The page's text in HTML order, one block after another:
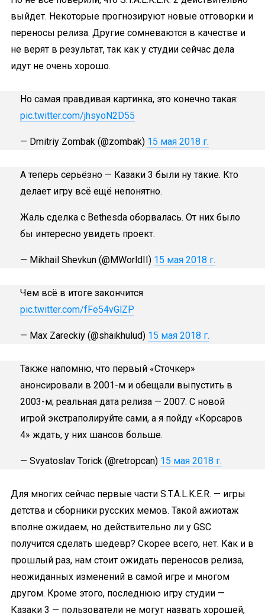
выйдет. Некоторые прогнозируют новые отговорки и
переносы релиза. Другие сомневаются в качестве и
не верят в результат, так как у студии сейчас дела
идут не очень хорошо.
Но самая правдивая картинка, это конечно такая:
pic.twitter.com/jhsyoN2D55
— Dmitriy Zombak (@zombak) 15 мая 2018 г.
А теперь серьёзно — Казаки 3 были ну такие. Кто
делает игру всё ещё непонятно.
Жаль сделка с Bethesda оборвалась. От них было
бы интересно увидеть проект.
— Mikhail Shevkun (@MWorldII) 15 мая 2018 г.
Чем всё в итоге закончится
pic.twitter.com/fFe54vGlZP
— Max Zareckiy (@shaikhulud) 15 мая 2018 г.
Также напомню, что первый «Сточкер»
анонсировали в 2001-м и обещали выпустить в
2003-м; реальная дата релиза — 2007. С новой
игрой экстраполируйте сами, а я пойду «Корсаров
4» ждать, у них шансов больше.
— Svyatoslav Torick (@retropcan) 15 мая 2018 г.
Для многих сейчас первые части S.T.A.L.K.E.R. — игры
детства и сборники русских мемов. Такой ажиотаж
вполне ожидаем, но действительно ли у GSC
получится сделать шедевр? Скорее всего, нет. Как и в
прошлый раз, нам стоит ожидать переносов релиза,
неожиданных изменений в самой игре и многом
другом. Кроме этого, последнюю игру студии —
Казаки 3 — пользователи не могут назвать хорошей,